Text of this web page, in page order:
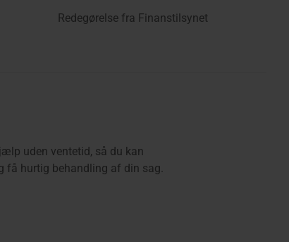
Redegørelse fra Finanstilsynet
uden ventetid, så du kan
få hurtig behandling af din sag.